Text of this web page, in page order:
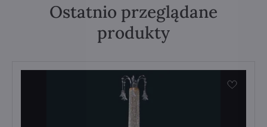
Ostatnio przeglądane
produkty